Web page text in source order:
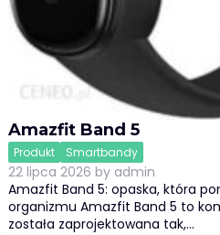
Amazfit Band 5
Produkt Smartbandy
22 lipca 2026 by admin
Amazfit Band 5: opaska, która
organizmu Amazfit Band 5 to
została zaprojektowana tak,…